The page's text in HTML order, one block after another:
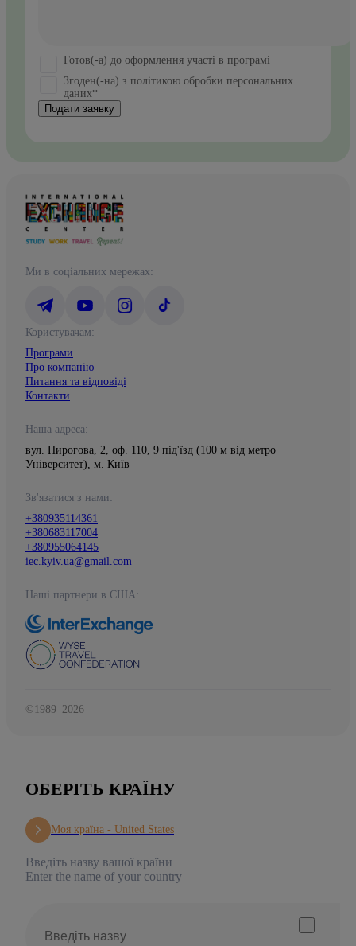
Готов(-а) до оформлення участі в програмі
Згоден(-на) з політикою обробки персональних
даних*
Подати заявку
Ми в соціальних мережах:
Користувачам:
Програми
Про компанію
Питання та відповіді
Контакти
Наша адреса:
вул. Пирогова, 2, оф. 110, 9 під'їзд (100 м від метро
Університет), м. Київ
Зв'язатися з нами:
+380935114361
+380683117004
+380955064145
iec.kyiv.ua@gmail.com
Наші партнери в США:
©1989–2026
ОБЕРІТЬ КРАЇНУ
Моя країна - United States
Введіть назву вашої країни
Enter the name of your country